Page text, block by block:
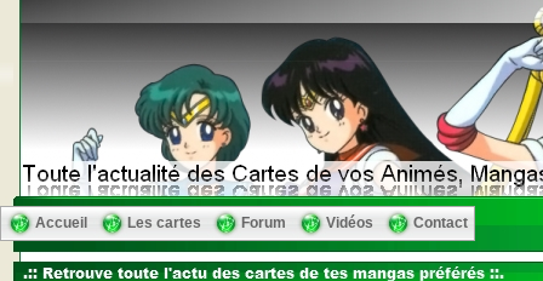
Accueil Les cartes Forum Vidéos Contact